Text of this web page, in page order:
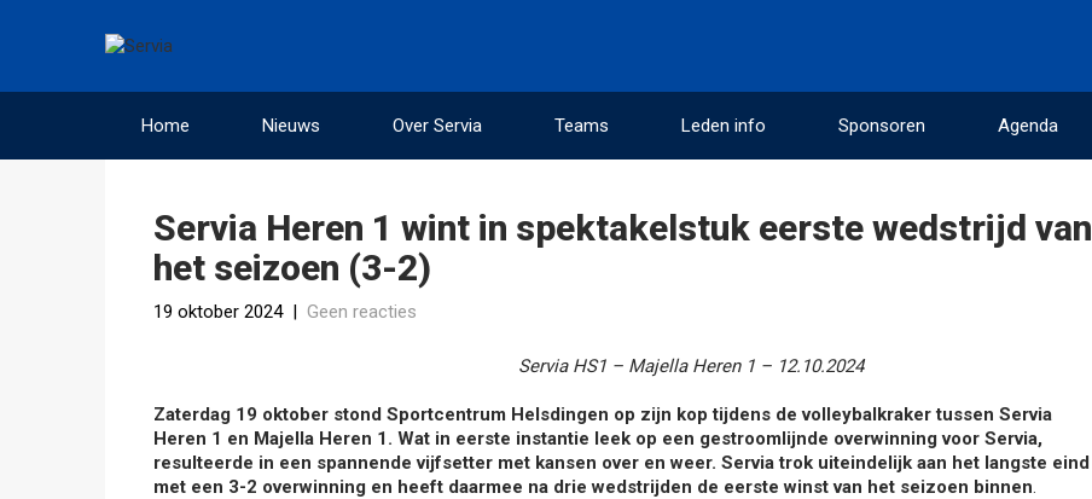
Home Nieuws Over Servia Teams Leden info Sponsoren Agenda
Servia Heren 1 wint in spektakelstuk eerste wedstrijd van
het seizoen (3-2)
19 oktober 2024 | Geen reacties
Servia HS1 – Majella Heren 1 – 12.10.2024
Zaterdag 19 oktober stond Sportcentrum Helsdingen op zijn kop tijdens de volleybalkraker tussen Servia
Heren 1 en Majella Heren 1. Wat in eerste instantie leek op een gestroomlijnde overwinning voor Servia,
resulteerde in een spannende vijfsetter met kansen over en weer. Servia trok uiteindelijk aan het langste eind
met een 3-2 overwinning en heeft daarmee na drie wedstrijden de eerste winst van het seizoen binnen.